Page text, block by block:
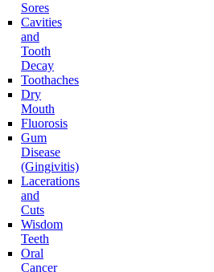
Sores
Cavities
and
Tooth
Decay
Toothaches
Dry
Mouth
Fluorosis
Gum
Disease
(Gingivitis)
Lacerations
and
Cuts
Wisdom
Teeth
Oral
Cancer